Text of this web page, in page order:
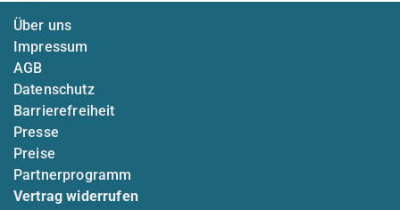
Über uns
Impressum
AGB
Datenschutz
Barrierefreiheit
Presse
Preise
Partnerprogramm
Vertrag widerrufen